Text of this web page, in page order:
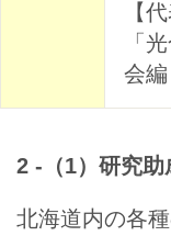
【
「
会編
2 -（1）研究
北海道内の各